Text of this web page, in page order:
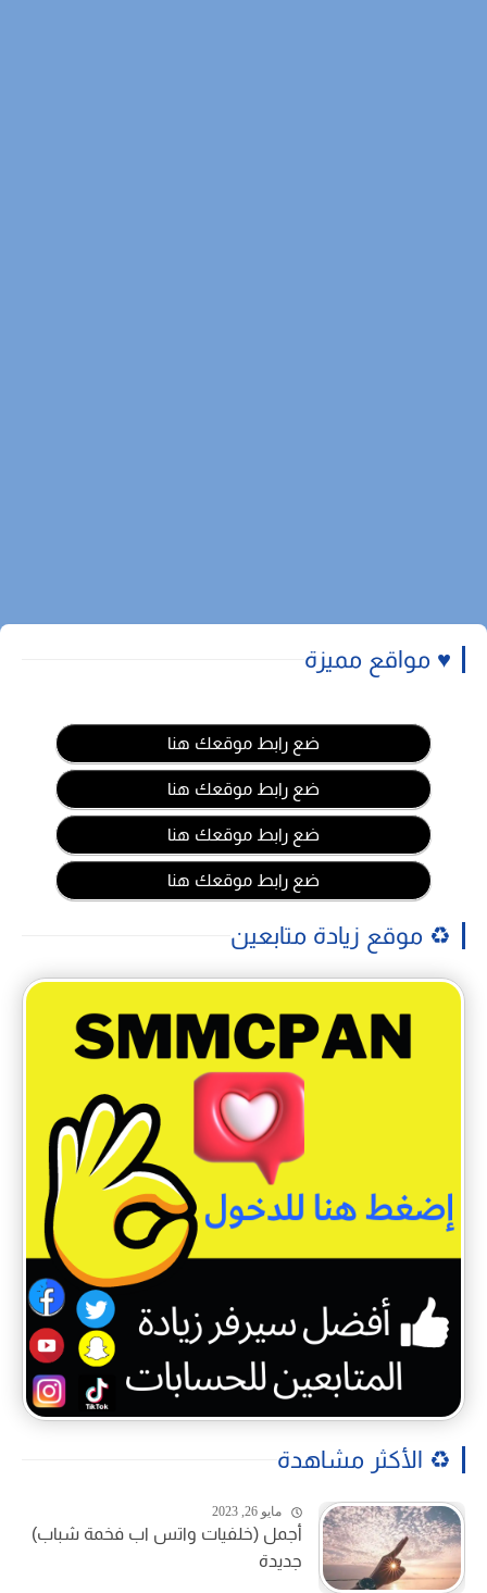
♥️ مواقع مميزة
ضع رابط موقعك هنا
ضع رابط موقعك هنا
ضع رابط موقعك هنا
ضع رابط موقعك هنا
♻️ موقع زيادة متابعين
♻️ الأكثر مشاهدة
مايو 26, 2023
أجمل (خلفيات واتس اب فخمة شباب)
جديدة